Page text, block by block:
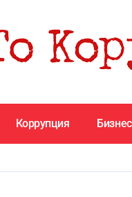
Коррупция Бизнес